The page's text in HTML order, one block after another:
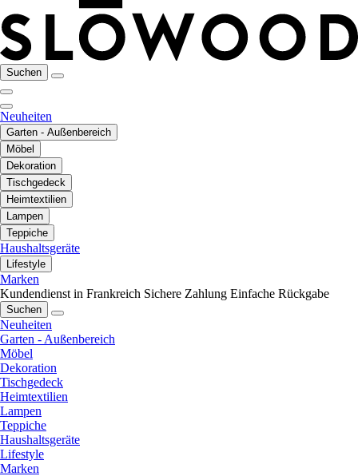
Suchen
Neuheiten
Garten - Außenbereich
Möbel
Dekoration
Tischgedeck
Heimtextilien
Lampen
Teppiche
Haushaltsgeräte
Lifestyle
Marken
Kundendienst in Frankreich Sichere Zahlung Einfache Rückgabe
Suchen
Neuheiten
Garten - Außenbereich
Möbel
Dekoration
Tischgedeck
Heimtextilien
Lampen
Teppiche
Haushaltsgeräte
Lifestyle
Marken